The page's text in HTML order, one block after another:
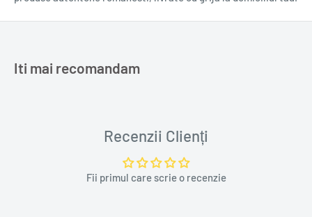
Iti mai recomandam
Recenzii Clienți
Fii primul care scrie o recenzie